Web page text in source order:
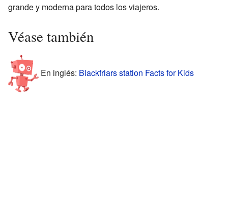
grande y moderna para todos los viajeros.
Véase también
En inglés: Blackfriars station Facts for Kids